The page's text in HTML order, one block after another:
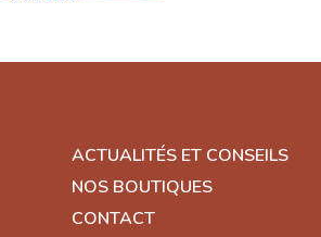
ACTUALITÉS ET CONSEILS
NOS BOUTIQUES
CONTACT